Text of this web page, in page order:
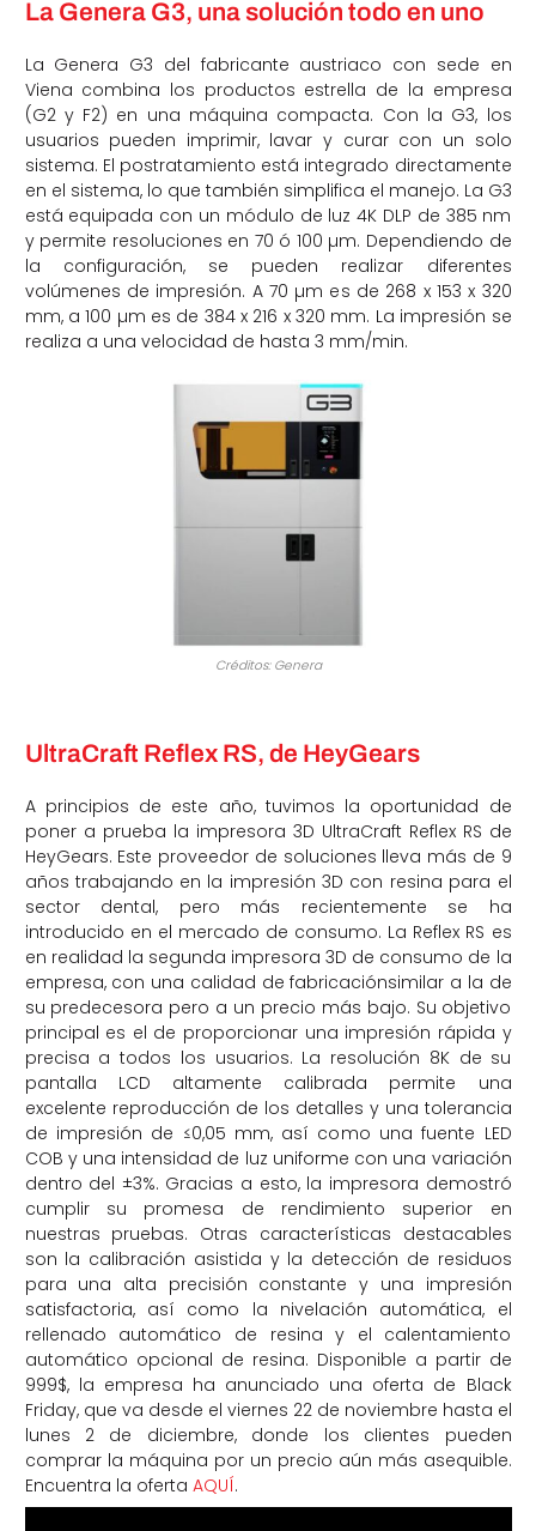
La Genera G3, una solución todo en uno
La Genera G3 del fabricante austriaco con sede en
Viena combina los productos estrella de la empresa
(G2 y F2) en una máquina compacta. Con la G3, los
usuarios pueden imprimir, lavar y curar con un solo
sistema. El postratamiento está integrado directamente
en el sistema, lo que también simplifica el manejo. La G3
está equipada con un módulo de luz 4K DLP de 385 nm
y permite resoluciones en 70 ó 100 µm. Dependiendo de
la configuración, se pueden realizar diferentes
volúmenes de impresión. A 70 µm es de 268 x 153 x 320
mm, a 100 µm es de 384 x 216 x 320 mm. La impresión se
realiza a una velocidad de hasta 3 mm/min.
Créditos: Genera
UltraCraft Reflex RS, de HeyGears
A principios de este año, tuvimos la oportunidad de
poner a prueba la impresora 3D UltraCraft Reflex RS de
HeyGears. Este proveedor de soluciones lleva más de 9
años trabajando en la impresión 3D con resina para el
sector dental, pero más recientemente se ha
introducido en el mercado de consumo. La Reflex RS es
en realidad la segunda impresora 3D de consumo de la
empresa, con una calidad de fabricaciónsimilar a la de
su predecesora pero a un precio más bajo. Su objetivo
principal es el de proporcionar una impresión rápida y
precisa a todos los usuarios. La resolución 8K de su
pantalla LCD altamente calibrada permite una
excelente reproducción de los detalles y una tolerancia
de impresión de ≤0,05 mm, así como una fuente LED
COB y una intensidad de luz uniforme con una variación
dentro del ±3%. Gracias a esto, la impresora demostró
cumplir su promesa de rendimiento superior en
nuestras pruebas. Otras características destacables
son la calibración asistida y la detección de residuos
para una alta precisión constante y una impresión
satisfactoria, así como la nivelación automática, el
rellenado automático de resina y el calentamiento
automático opcional de resina. Disponible a partir de
999$, la empresa ha anunciado una oferta de Black
Friday, que va desde el viernes 22 de noviembre hasta el
lunes 2 de diciembre, donde los clientes pueden
comprar la máquina por un precio aún más asequible.
Encuentra la oferta AQUÍ.